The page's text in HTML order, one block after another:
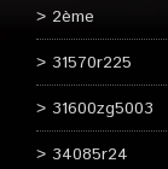
2ème
31570r225
31600zg5003
34085r24